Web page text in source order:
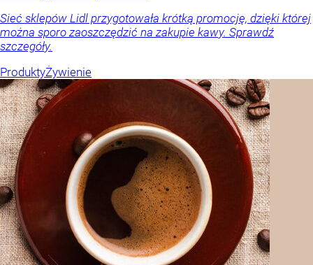
Sieć sklepów Lidl przygotowała krótką promocję, dzięki której
można sporo zaoszczędzić na zakupie kawy. Sprawdź
szczegóły.
ProduktyŻywienie